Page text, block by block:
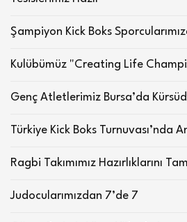
Şampiyon Kick Boks
Kulübümüz "Creating Life
Genç Atletlerimiz Bursa’da
Türkiye Kick Boks Turnuvası’nda
Ragbi Takımımız Hazırlıklarını
Judocularımızdan 7’de 7